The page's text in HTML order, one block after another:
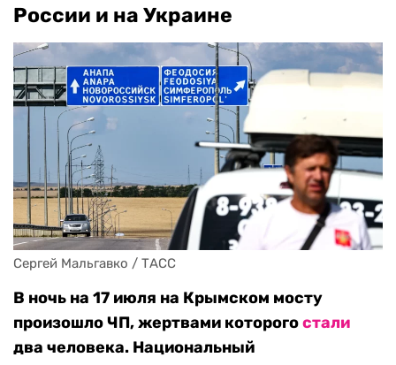
России и на Украине
Сергей Мальгавко / ТАСС
В ночь на 17 июля на Крымском мосту
произошло ЧП, жертвами которогостали
два человека. Национальный